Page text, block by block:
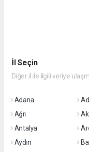
İl Seçin
Diğer il ile ilgili veriye
Adana
Ağrı
Antalya
Aydın